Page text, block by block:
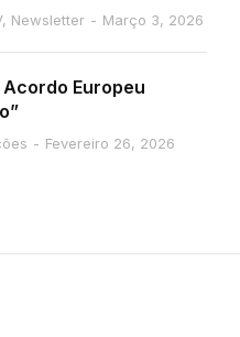
, Newsletter Março 3, 2026
Europeu
Fevereiro 26, 2026